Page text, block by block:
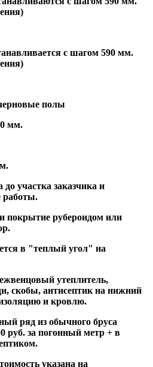
с шагом 590 мм.
полы
мм.
участка заказчика и
работы.
покрытие рубероидом или
в "теплый угол" на
утеплитель,
скобы, антисептик на нижний
и кровлю.
ряд из обычного бруса
руб. за погонный метр + в
указана на